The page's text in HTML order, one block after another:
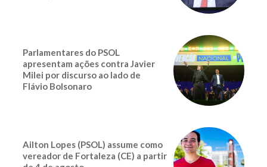
Parlamentares do PSOL
apresentam ações contra Javier
Milei por discurso ao lado de
Flávio Bolsonaro
Ailton Lopes (PSOL) assume como
vereador de Fortaleza (CE) a partir